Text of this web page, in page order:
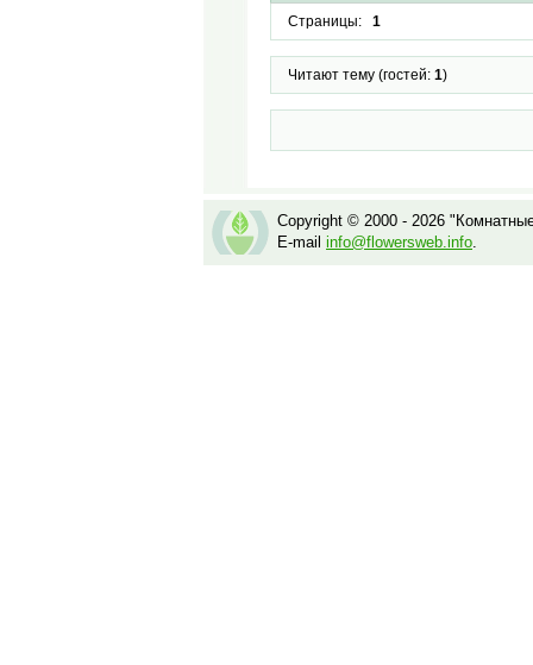
Страницы: 1
Читают тему (гостей: 1)
Copyright © 2000 - 2026
E-mail info@flowersweb.info.